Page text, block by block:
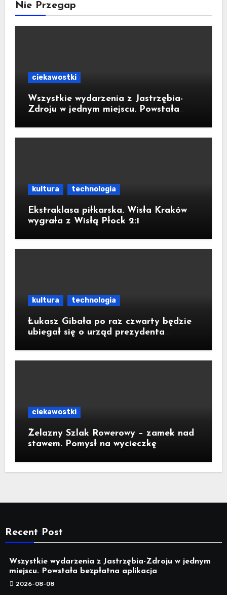
Nie Przegap
ciekawostki
Wszystkie wydarzenia z Jastrzębia-
Zdroju w jednym miejscu. Powstała
kultura technologia
Ekstraklasa piłkarska. Wisła Kraków
wygrała z Wisłą Płock 2:1
kultura technologia
Łukasz Gibała po raz czwarty będzie
ubiegał się o urząd prezydenta
ciekawostki
Żelazny Szlak Rowerowy – zamek nad
stawem. Pomysł na wycieczkę
Recent Post
Wszystkie wydarzenia z Jastrzębia-Zdroju w jednym
miejscu. Powstała bezpłatna aplikacja
2026-08-08